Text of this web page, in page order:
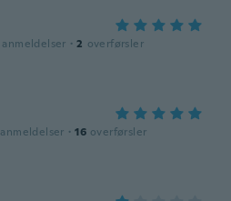
anmeldelser · 2 overførsler
anmeldelser · 16 overførsler